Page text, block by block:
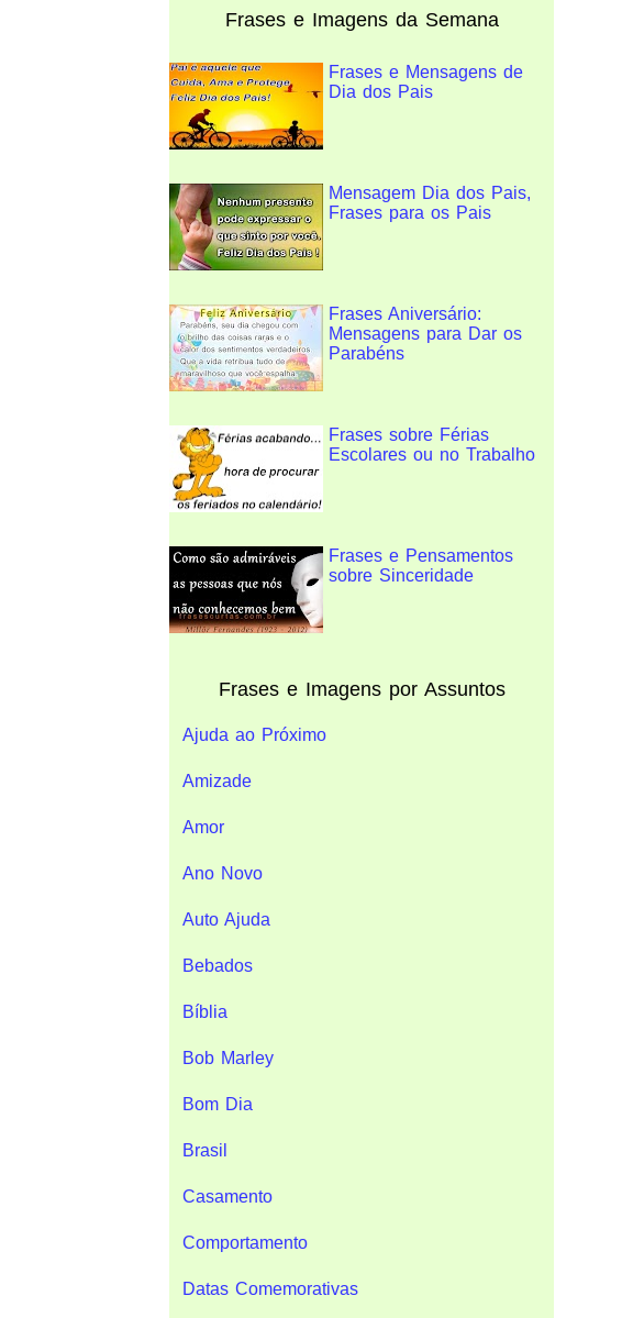
Frases e Imagens da Semana
Frases e Mensagens de
Dia dos Pais
Mensagem Dia dos Pais,
Frases para os Pais
Frases Aniversário:
Mensagens para Dar os
Parabéns
Frases sobre Férias
Escolares ou no Trabalho
Frases e Pensamentos
sobre Sinceridade
Frases e Imagens por Assuntos
Ajuda ao Próximo
Amizade
Amor
Ano Novo
Auto Ajuda
Bebados
Bíblia
Bob Marley
Bom Dia
Brasil
Casamento
Comportamento
Datas Comemorativas